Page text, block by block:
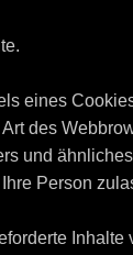
eines
des
und
Person
Inhalte